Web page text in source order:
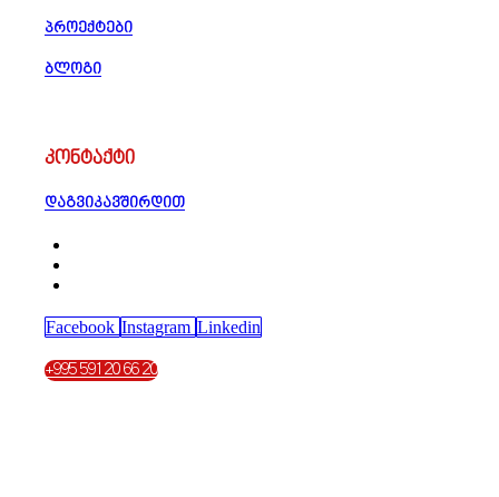
პროექტები
ბლოგი
კონტაქტი
დაგვიკავშირდით
Facebook Instagram Linkedin
+995 591 20 66 20